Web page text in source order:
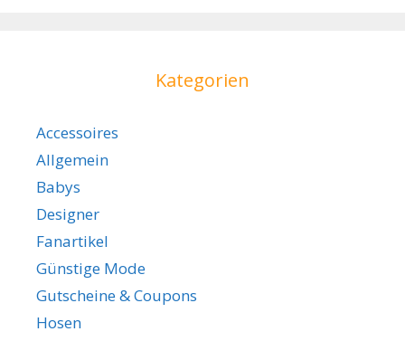
Kategorien
Accessoires
Allgemein
Babys
Designer
Fanartikel
Günstige Mode
Gutscheine & Coupons
Hosen